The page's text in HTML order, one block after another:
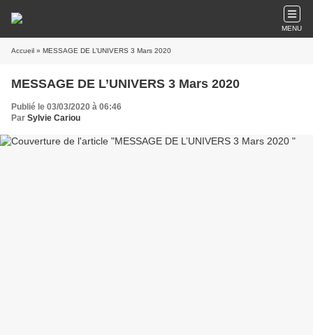
MENU
Accueil » MESSAGE DE L’UNIVERS 3 Mars 2020
MESSAGE DE L’UNIVERS 3 Mars 2020
Publié le 03/03/2020 à 06:46
Par Sylvie Cariou